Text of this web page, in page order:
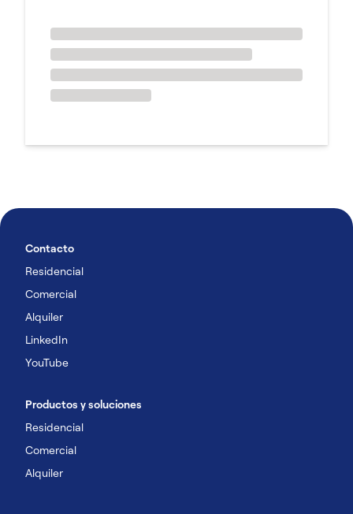
Contacto
Residencial
Comercial
Alquiler
LinkedIn
YouTube
Productos y soluciones
Residencial
Comercial
Alquiler